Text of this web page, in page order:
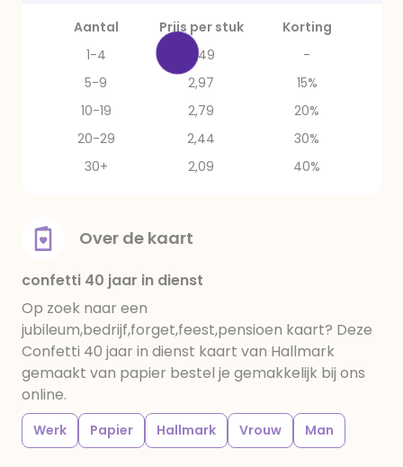
Aantal Prijs per stuk
Korting
1-4
3,49
-
5-9
2,97
15%
10-19
2,79
20%
20-29
2,44
30%
30+
2,09 40%
Over de kaart
confetti 40 jaar in dienst
Op zoek naar een
jubileum,bedrijf,forget,feest,pensioen kaart? Deze
Confetti 40 jaar in dienst kaart van Hallmark
gemaakt van papier bestel je gemakkelijk bij ons
online.
Werk Papier Hallmark Vrouw Man